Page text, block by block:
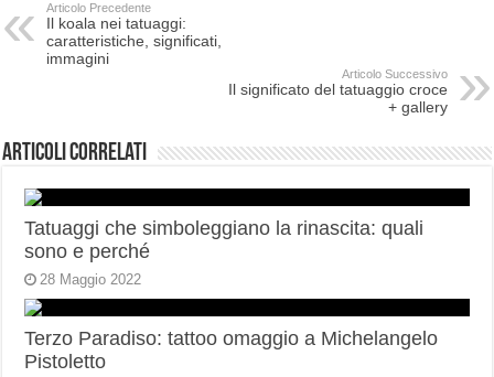
Articolo Precedente
Il koala nei tatuaggi:
caratteristiche, significati,
immagini
Articolo Successivo
Il significato del tatuaggio croce
+ gallery
Articoli correlati
Tatuaggi che simboleggiano la rinascita: quali
sono e perché
28 Maggio 2022
Terzo Paradiso: tattoo omaggio a Michelangelo
Pistoletto